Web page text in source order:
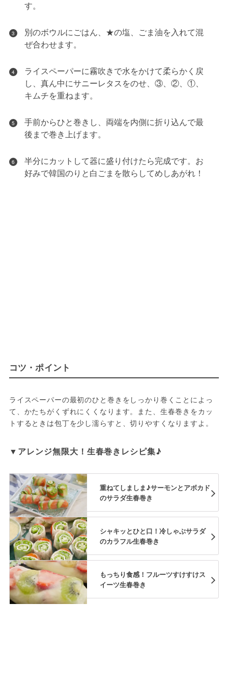
す。
3
別のボウルにごはん、★の塩、ごま油を入れて混
ぜ合わせます。
4
ライスペーパーに霧吹きで水をかけて柔らかく戻
し、真ん中にサニーレタスをのせ、③、②、①、
キムチを重ねます。
5
手前からひと巻きし、両端を内側に折り込んで最
後まで巻き上げます。
6
半分にカットして器に盛り付けたら完成です。お
好みで韓国のりと白ごまを散らしてめしあがれ！
コツ・ポイント
ライスペーパーの最初のひと巻きをしっかり巻くことによっ
て、かたちがくずれにくくなります。また、生春巻きをカッ
トするときは包丁を少し濡らすと、切りやすくなりますよ。
▼アレンジ無限大！生春巻きレシピ集♪
重ねてしましま♪サーモンとアボカド
のサラダ生春巻き
シャキッとひと口！冷しゃぶサラダ
のカラフル生春巻き
もっちり食感！フルーツすけすけス
イーツ生春巻き